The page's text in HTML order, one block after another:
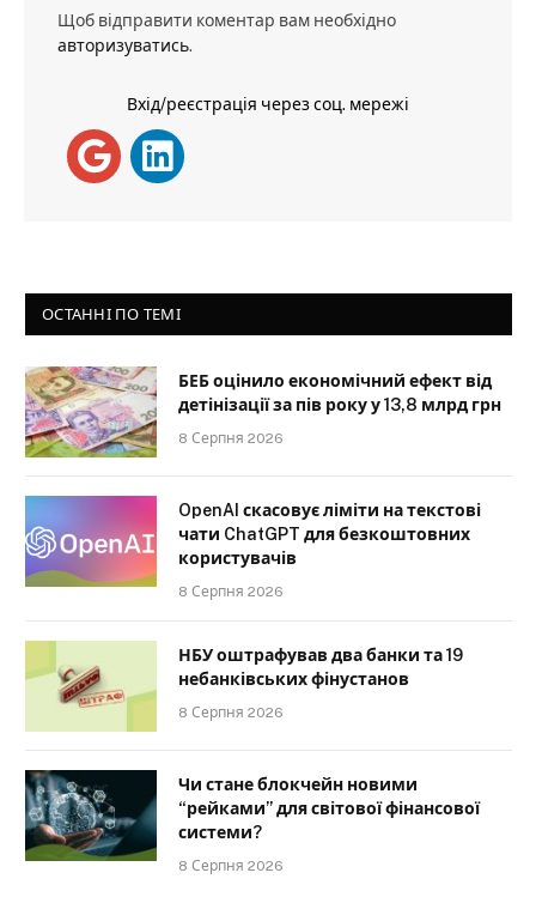
Щоб відправити коментар вам необхідно
авторизуватись.
Вхід/реєстрація через соц. мережі
ОСТАННІ ПО ТЕМІ
БЕБ оцінило економічний ефект від
детінізації за пів року у 13,8 млрд грн
8 Серпня 2026
OpenAI скасовує ліміти на текстові
чати ChatGPT для безкоштовних
користувачів
8 Серпня 2026
НБУ оштрафував два банки та 19
небанківських фінустанов
8 Серпня 2026
Чи стане блокчейн новими
“рейками” для світової фінансової
системи?
8 Серпня 2026